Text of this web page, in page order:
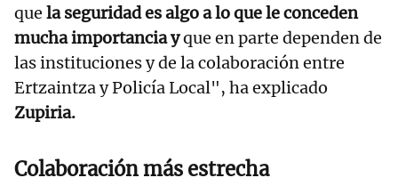
que la seguridad es algo a lo que le conceden
mucha importancia yque en parte dependen de
las instituciones y de la colaboración entre
Ertzaintza y Policía Local", ha explicado
Zupiria.
Colaboración más estrecha